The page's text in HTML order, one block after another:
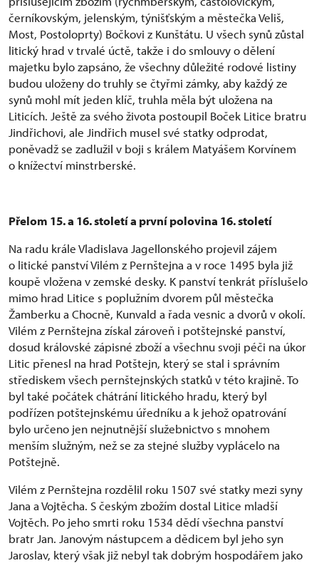
černíkovským, jelenským, týnišťským a městečka Veliš,
Most, Postoloprty) Bočkovi z Kunštátu. U všech synů zůstal
litický hrad v trvalé úctě, takže i do smlouvy o dělení
majetku bylo zapsáno, že všechny důležité rodové listiny
budou uloženy do truhly se čtyřmi zámky, aby každý ze
synů mohl mít jeden klíč, truhla měla být uložena na
Liticích. Ještě za svého života postoupil Boček Litice bratru
Jindřichovi, ale Jindřich musel své statky odprodat,
poněvadž se zadlužil v boji s králem Matyášem Korvínem
o knížectví minstrberské.
Přelom 15. a 16. století a první polovina 16. století
Na radu krále Vladislava Jagellonského projevil zájem
o litické panství Vilém z Pernštejna a v roce 1495 byla již
koupě vložena v zemské desky. K panství tenkrát příslušelo
mimo hrad Litice s poplužním dvorem půl městečka
Žamberku a Chocně, Kunvald a řada vesnic a dvorů v okolí.
Vilém z Pernštejna získal zároveň i potštejnské panství,
dosud královské zápisné zboží a všechnu svoji péči na úkor
Litic přenesl na hrad Potštejn, který se stal i správním
střediskem všech pernštejnských statků v této krajině. To
byl také počátek chátrání litického hradu, který byl
podřízen potštejnskému úředníku a k jehož opatrování
bylo určeno jen nejnutnější služebnictvo s mnohem
menším služným, než se za stejné služby vyplácelo na
Potštejně.
Vilém z Pernštejna rozdělil roku 1507 své statky mezi syny
Jana a Vojtěcha. S českým zbožím dostal Litice mladší
Vojtěch. Po jeho smrti roku 1534 dědí všechna panství
bratr Jan. Janovým nástupcem a dědicem byl jeho syn
Jaroslav, který však již nebyl tak dobrým hospodářem jako